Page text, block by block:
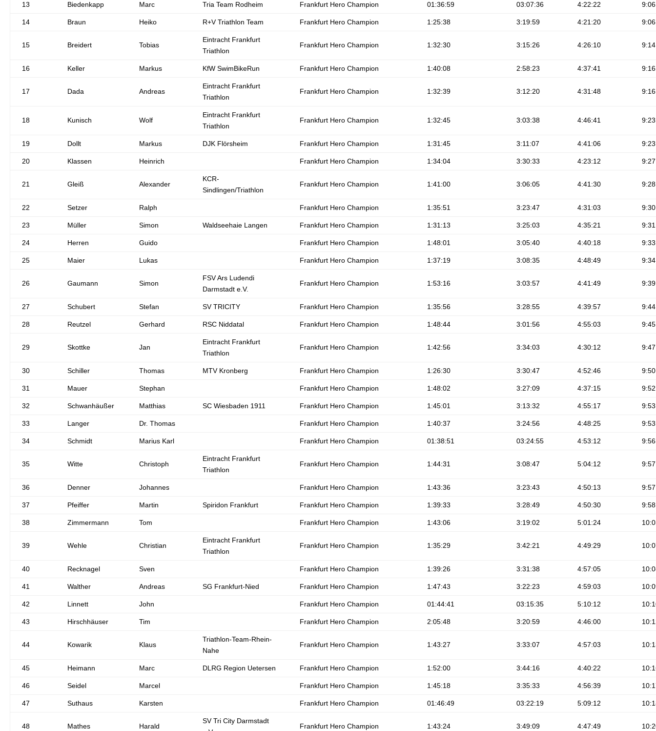
13 Biedenkapp Marc Tria Team Rodheim Frankfurt Hero Champion 01:36:59 03:07:36 4:22:22
14 Braun Heiko R+V Triathlon Team Frankfurt Hero Champion 1:25:38 3:19:59 4:21:20
15 Breidert Tobias
Eintracht Frankfurt
Triathlon
Frankfurt Hero Champion 1:32:30 3:15:26 4:26:10
16 Keller Markus KfW SwimBikeRun Frankfurt Hero Champion 1:40:08 2:58:23 4:37:41
17 Dada Andreas
Eintracht Frankfurt
Triathlon
Frankfurt Hero Champion 1:32:39 3:12:20 4:31:48
18 Kunisch Wolf
Eintracht Frankfurt
Triathlon
Frankfurt Hero Champion 1:32:45 3:03:38 4:46:41
19 Dollt Markus DJK Flörsheim Frankfurt Hero Champion 1:31:45 3:11:07 4:41:06
20 Klassen Heinrich Frankfurt Hero Champion 1:34:04 3:30:33 4:23:12
21 Gleiß Alexander
KCR-
Sindlingen/Triathlon
Frankfurt Hero Champion 1:41:00 3:06:05 4:41:30
22 Setzer Ralph Frankfurt Hero Champion 1:35:51 3:23:47 4:31:03
23 Müller Simon Waldseehaie Langen Frankfurt Hero Champion 1:31:13 3:25:03 4:35:21
24 Herren Guido Frankfurt Hero Champion 1:48:01 3:05:40 4:40:18
25 Maier Lukas Frankfurt Hero Champion 1:37:19 3:08:35 4:48:49
26 Gaumann Simon
FSV Ars Ludendi
Darmstadt e.V.
Frankfurt Hero Champion 1:53:16 3:03:57 4:41:49
27 Schubert Stefan SV TRICITY Frankfurt Hero Champion 1:35:56 3:28:55 4:39:57
28 Reutzel Gerhard RSC Niddatal Frankfurt Hero Champion 1:48:44 3:01:56 4:55:03
29 Skottke Jan
Eintracht Frankfurt
Triathlon
Frankfurt Hero Champion 1:42:56 3:34:03 4:30:12
30 Schiller Thomas MTV Kronberg Frankfurt Hero Champion 1:26:30 3:30:47 4:52:46
31 Mauer Stephan Frankfurt Hero Champion 1:48:02 3:27:09 4:37:15
32 Schwanhäußer Matthias SC Wiesbaden 1911 Frankfurt Hero Champion 1:45:01 3:13:32 4:55:17
33 Langer Dr. Thomas Frankfurt Hero Champion 1:40:37 3:24:56 4:48:25
34 Schmidt Marius Karl Frankfurt Hero Champion 01:38:51 03:24:55 4:53:12
35 Witte Christoph
Eintracht Frankfurt
Triathlon
Frankfurt Hero Champion 1:44:31 3:08:47 5:04:12
36 Denner Johannes Frankfurt Hero Champion 1:43:36 3:23:43 4:50:13
37 Pfeiffer Martin Spiridon Frankfurt Frankfurt Hero Champion 1:39:33 3:28:49 4:50:30
38 Zimmermann Tom Frankfurt Hero Champion 1:43:06 3:19:02 5:01:24
39 Wehle Christian
Eintracht Frankfurt
Triathlon
Frankfurt Hero Champion 1:35:29 3:42:21 4:49:29
40 Recknagel Sven Frankfurt Hero Champion 1:39:26 3:31:38 4:57:05
41 Walther Andreas SG Frankfurt-Nied Frankfurt Hero Champion 1:47:43 3:22:23 4:59:03
42 Linnett John Frankfurt Hero Champion 01:44:41 03:15:35 5:10:12
43 Hirschhäuser Tim Frankfurt Hero Champion 2:05:48 3:20:59 4:46:00
44 Kowarik Klaus
Triathlon-Team-Rhein-
Nahe
Frankfurt Hero Champion 1:43:27 3:33:07 4:57:03
45 Heimann Marc DLRG Region Uetersen Frankfurt Hero Champion 1:52:00 3:44:16 4:40:22
46 Seidel Marcel Frankfurt Hero Champion 1:45:18 3:35:33 4:56:39
47 Suthaus Karsten Frankfurt Hero Champion 01:46:49 03:22:19 5:09:12
48 Mathes Harald
SV Tri City Darmstadt
Frankfurt Hero Champion 1:43:24 3:49:09 4:47:49